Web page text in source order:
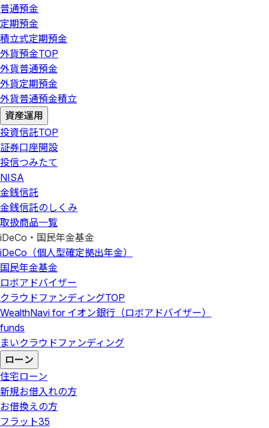
普通預金
定期預金
積立式定期預金
外貨預金TOP
外貨普通預金
外貨定期預金
外貨普通預金積立
資産運用
投資信託TOP
証券口座開設
投信つみたて
NISA
金銭信託
金銭信託のしくみ
取扱商品一覧
iDeCo・国民年金基金
iDeCo（個人型確定拠出年金）
国民年金基金
ロボアドバイザー
クラウドファンディングTOP
WealthNavi for イオン銀行（ロボアドバイザー）
funds
まいクラウドファンディング
ローン
住宅ローン
新規お借入れの方
お借換えの方
フラット35